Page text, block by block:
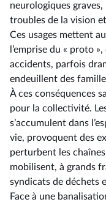
neurologiques
troubles de la vision
Ces usages mettent
l’emprise du « proto
accidents, parfois
endeuillent des
À ces conséquences
pour la collectivité.
s’accumulent dans
vie, provoquent des
perturbent les
mobilisent, à grands
syndicats de déchets
Face à une